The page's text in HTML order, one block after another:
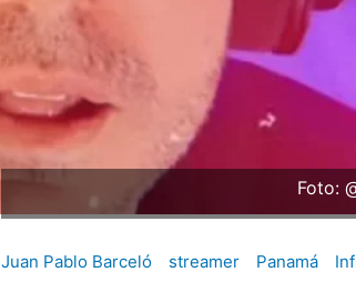
Foto:
Juan Pablo Barceló streamer Panamá